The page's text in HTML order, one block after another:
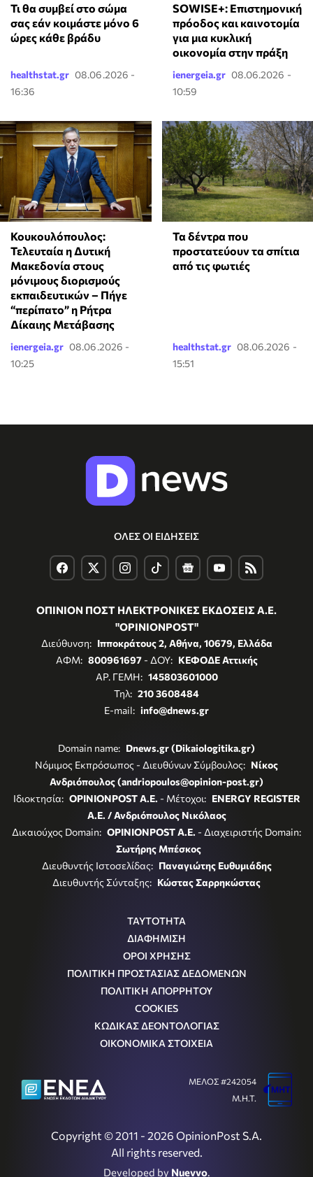
Τι θα συμβεί στο σώμα
σας εάν κοιμάστε μόνο 6
ώρες κάθε βράδυ
healthstat.gr 08.06.2026 -
16:36
SOWISE+: Επιστημονική
πρόοδος και καινοτομία
για μια κυκλική
οικονομία στην πράξη
ienergeia.gr 08.06.2026 -
10:59
Κουκουλόπουλος:
Τελευταία η Δυτική
Μακεδονία στους
μόνιμους διορισμούς
εκπαιδευτικών – Πήγε
“περίπατο” η Ρήτρα
Δίκαιης Μετάβασης
ienergeia.gr 08.06.2026 -
10:25
Τα δέντρα που
προστατεύουν τα σπίτια
από τις φωτιές
healthstat.gr 08.06.2026 -
15:51
ΟΛΕΣ ΟΙ ΕΙΔΗΣΕΙΣ
ΟΠΙΝΙΟΝ ΠΟΣΤ ΗΛΕΚΤΡΟΝΙΚΕΣ ΕΚΔΟΣΕΙΣ Α.Ε.
"OPINIONPOST"
Διεύθυνση: Ιπποκράτους 2, Αθήνα, 10679, Ελλάδα
ΑΦΜ: 800961697- ΔΟΥ: ΚΕΦΟΔΕ Αττικής
ΑΡ. ΓΕΜΗ: 145803601000
Τηλ: 210 3608484
E-mail: info@dnews.gr
Domain name: Dnews.gr (Dikaiologitika.gr)
Νόμιμος Εκπρόσωπος - Διευθύνων Σύμβουλος: Νίκος
Ανδριόπουλος (andriopoulos@opinion-post.gr)
Ιδιοκτησία: OPINIONPOST A.E. - Μέτοχοι: ENERGY REGISTER
Α.Ε. / Ανδριόπουλος Νικόλαος
Δικαιούχος Domain: OPINIONPOST A.E. - Διαχειριστής Domain:
Σωτήρης Μπέσκος
Διευθυντής Ιστοσελίδας: Παναγιώτης Ευθυμιάδης
Διευθυντής Σύνταξης: Κώστας Σαρρηκώστας
ΤΑΥΤΟΤΗΤΑ
ΔΙΑΦΗΜΙΣΗ
ΟΡΟΙ ΧΡΗΣΗΣ
ΠΟΛΙΤΙΚΗ ΠΡΟΣΤΑΣΙΑΣ ΔΕΔΟΜΕΝΩΝ
ΠΟΛΙΤΙΚΗ ΑΠΟΡΡΗΤΟΥ
COOKIES
ΚΩΔΙΚΑΣ ΔΕΟΝΤΟΛΟΓΙΑΣ
ΟΙΚΟΝΟΜΙΚΑ ΣΤΟΙΧΕΙΑ
Copyright © 2011 - 2026 OpinionPost S.A.
All rights reserved.
Developed by Nuevvo.
ΜΕΛΟΣ #242054
Μ.Η.Τ.